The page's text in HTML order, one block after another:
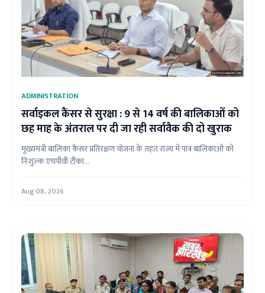
ADMINISTRATION
सर्वाइकल कैंसर से सुरक्षा : 9 से 14 वर्ष की बालिकाओं को
छह माह के अंतराल पर दी जा रही सर्वावैक की दो खुराक
मुख्यमंत्री बालिका कैंसर प्रतिरक्षण योजना के तहत राज्य में पात्र बालिकाओं को
निःशुल्क एचपीवी टीका...
Aug 08, 2026